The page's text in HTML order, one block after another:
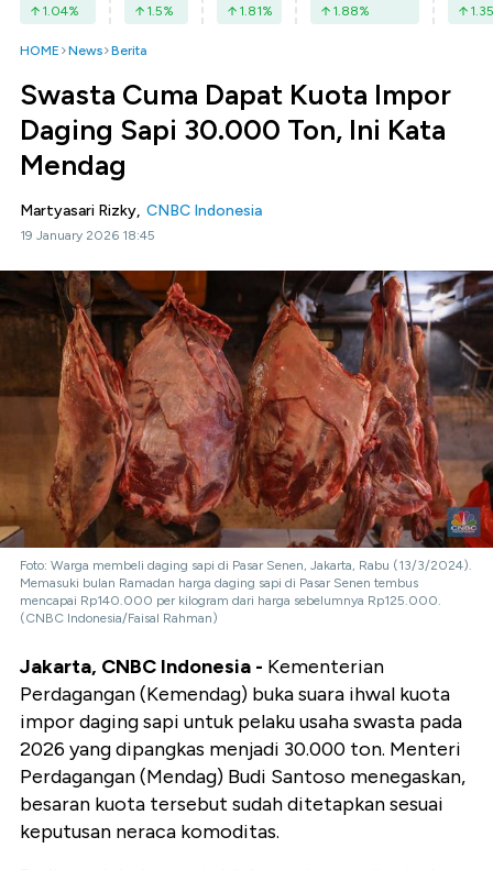
1.04% 1.5% 1.81% 1.88% 1.35
HOME News Berita
Swasta Cuma Dapat Kuota Impor
Daging Sapi 30.000 Ton, Ini Kata
Mendag
Martyasari Rizky, CNBC Indonesia
19 January 2026 18:45
Foto: Warga membeli daging sapi di Pasar Senen, Jakarta, Rabu (13/3/2024).
Memasuki bulan Ramadan harga daging sapi di Pasar Senen tembus
mencapai Rp140.000 per kilogram dari harga sebelumnya Rp125.000.
(CNBC Indonesia/Faisal Rahman)
Jakarta, CNBC Indonesia - Kementerian
Perdagangan (Kemendag) buka suara ihwal kuota
impor daging sapi untuk pelaku usaha swasta pada
2026 yang dipangkas menjadi 30.000 ton. Menteri
Perdagangan (Mendag) Budi Santoso menegaskan,
besaran kuota tersebut sudah ditetapkan sesuai
keputusan neraca komoditas.